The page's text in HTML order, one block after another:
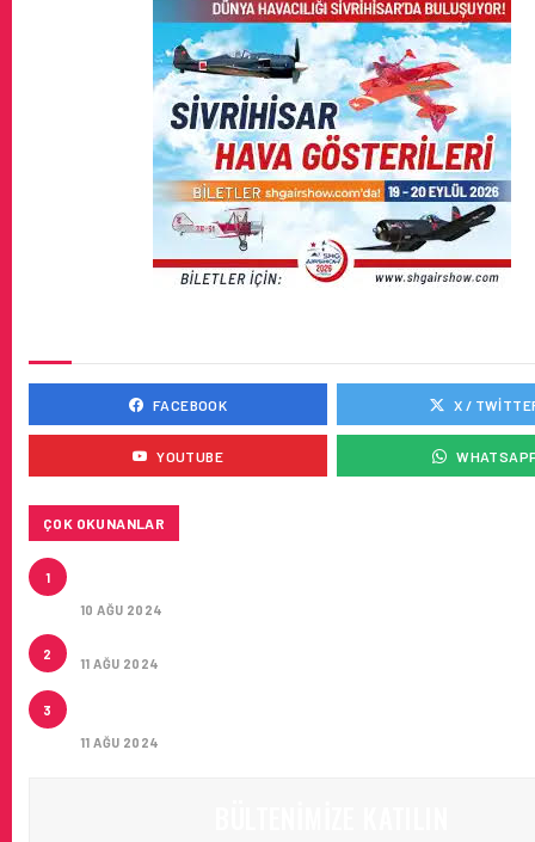
FACEBOOK X /
YOUTUBE
ÇOK OKUNANLAR
1
10 AĞU 2024
2
11 AĞU 2024
3
11 AĞU 2024